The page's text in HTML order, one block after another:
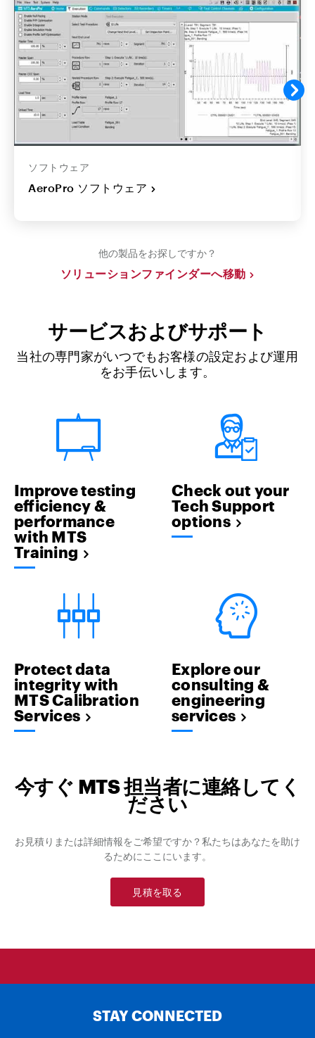
ソフトウェア
AeroPro ソフトウェア
他の製品をお探しですか？
ソリューションファインダーへ移動
サービスおよびサポート
当社の専門家がいつでもお客様の設定および運用
をお手伝いします。
Improve testing
efficiency &
performance
with MTS
Training
Check out your
Tech Support
options
Protect data
integrity with
MTS Calibration
Services
Explore our
consulting &
engineering
services
今すぐ MTS 担当者に連絡してく
ださい
お見積りまたは詳細情報をご希望ですか？私たちはあなたを助け
るためにここにいます。
見積を取る
STAY CONNECTED